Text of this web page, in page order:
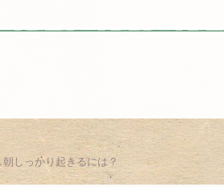
しっかり起きるには？